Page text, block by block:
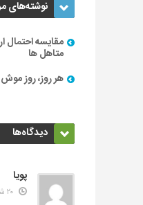
نوشته‌های
مقایسه احتمال
متاهل ها
هر روز، روز
دیدگاه‌ها
پویا